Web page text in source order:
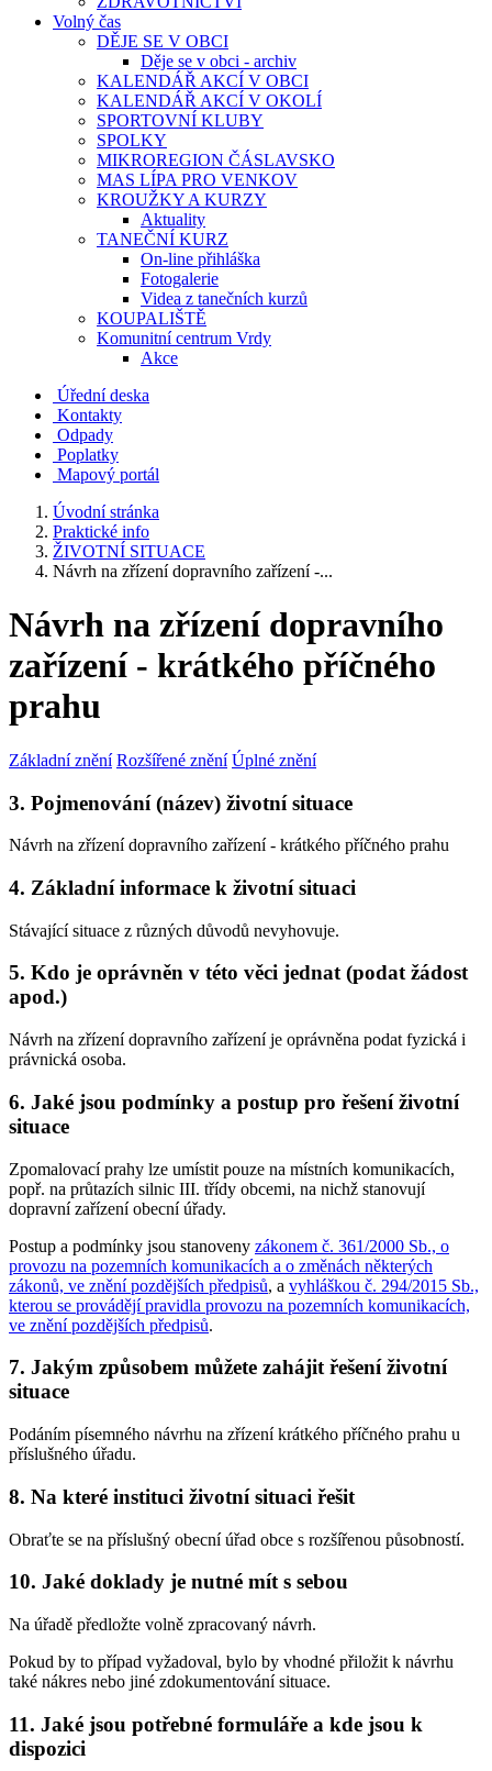
Volný čas
DĚJE SE V OBCI
Děje se v obci - archiv
KALENDÁŘ AKCÍ V OBCI
KALENDÁŘ AKCÍ V OKOLÍ
SPORTOVNÍ KLUBY
SPOLKY
MIKROREGION ČÁSLAVSKO
MAS LÍPA PRO VENKOV
KROUŽKY A KURZY
Aktuality
TANEČNÍ KURZ
On-line přihláška
Fotogalerie
Videa z tanečních kurzů
KOUPALIŠTĚ
Komunitní centrum Vrdy
Akce
Úřední deska
Kontakty
Odpady
Poplatky
Mapový portál
Úvodní stránka
Praktické info
ŽIVOTNÍ SITUACE
Návrh na zřízení dopravního zařízení -...
Návrh na zřízení dopravního
zařízení - krátkého příčného
prahu
Základní znění Rozšířené znění Úplné znění
3. Pojmenování (název) životní situace
Návrh na zřízení dopravního zařízení - krátkého příčného prahu
4. Základní informace k životní situaci
Stávající situace z různých důvodů nevyhovuje.
5. Kdo je oprávněn v této věci jednat (podat žádost
apod.)
Návrh na zřízení dopravního zařízení je oprávněna podat fyzická i
právnická osoba.
6. Jaké jsou podmínky a postup pro řešení životní
situace
Zpomalovací prahy lze umístit pouze na místních komunikacích,
popř. na průtazích silnic III. třídy obcemi, na nichž stanovují
dopravní zařízení obecní úřady.
Postup a podmínky jsou stanoveny zákonem č. 361/2000 Sb., o
provozu na pozemních komunikacích a o změnách některých
zákonů, ve znění pozdějších předpisů, a vyhláškou č. 294/2015 Sb.,
kterou se provádějí pravidla provozu na pozemních komunikacích,
ve znění pozdějších předpisů.
7. Jakým způsobem můžete zahájit řešení životní
situace
Podáním písemného návrhu na zřízení krátkého příčného prahu u
příslušného úřadu.
8. Na které instituci životní situaci řešit
Obraťte se na příslušný obecní úřad obce s rozšířenou působností.
10. Jaké doklady je nutné mít s sebou
Na úřadě předložte volně zpracovaný návrh.
Pokud by to případ vyžadoval, bylo by vhodné přiložit k návrhu
také nákres nebo jiné zdokumentování situace.
11. Jaké jsou potřebné formuláře a kde jsou k
dispozici